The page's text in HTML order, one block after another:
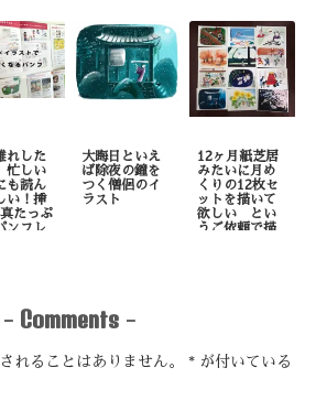
れした
忙しい
も読ん
い！挿
たっぷ
ンフレ
大晦日といえ
ば除夜の鐘を
つく僧侶のイ
ラスト
12ヶ月紙芝居
みたいに月め
くりの12枚セ
ットを描いて
欲しい とい
うご依頼で描
- Comments -
れることはありません。 * が付いている